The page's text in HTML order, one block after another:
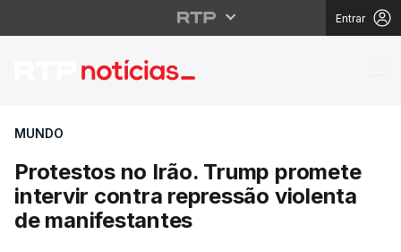
Entrar
Protestos no Irão.
MUNDO
Protestos no Irão. Trump promete
intervir contra repressão violenta
de manifestantes